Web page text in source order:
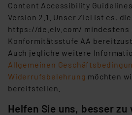
Content Accessibility Guidelines
Version 2.1. Unser Ziel ist es,
https://de.elv.com/ mindestens
Konformitätsstufe AA
Auch jegliche weitere
Allgemeinen
Widerrufsbelehrung möchten
bereitstellen.
Helfen Sie uns, besser zu